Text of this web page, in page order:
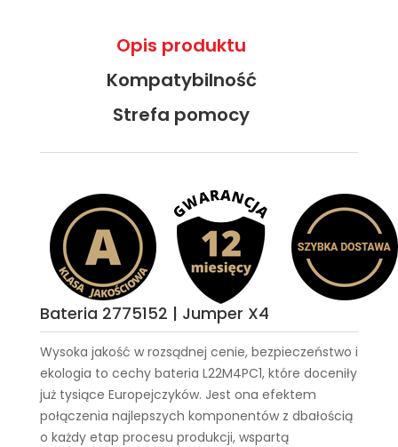
Opis produktu
Kompatybilność
Strefa pomocy
Bateria 2775152 | Jumper X4
Wysoka jakość w rozsądnej cenie, bezpieczeństwo i
ekologia to cechy bateria L22M4PC1, które doceniły
już tysiące Europejczyków. Jest ona efektem
połączenia najlepszych komponentów z dbałością
o każdy etap procesu produkcji, wspartą